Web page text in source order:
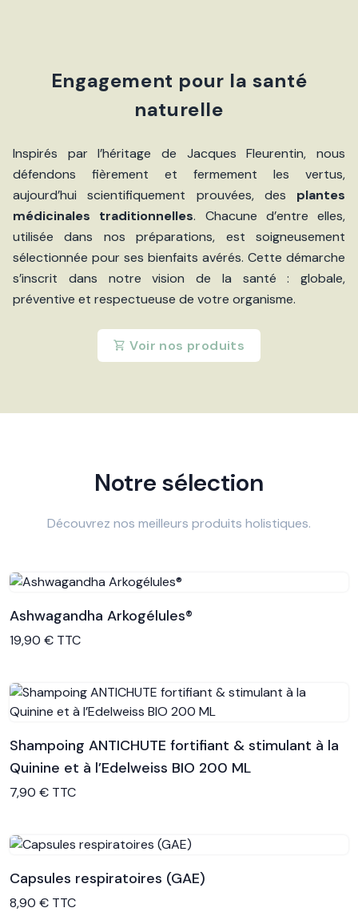
Engagement pour la santé
naturelle
Inspirés par l’héritage de Jacques Fleurentin, nous
défendons fièrement et fermement les vertus,
aujourd’hui scientifiquement prouvées, des plantes
médicinales traditionnelles. Chacune d’entre elles,
utilisée dans nos préparations, est soigneusement
sélectionnée pour ses bienfaits avérés. Cette démarche
s’inscrit dans notre vision de la santé : globale,
préventive et respectueuse de votre organisme.
Voir nos produits
Notre sélection
Découvrez nos meilleurs produits holistiques.
Voir le produit
Ashwagandha Arkogélules®
19,90 € TTC
Voir le produit
Shampoing ANTICHUTE fortifiant & stimulant à la
Quinine et à l’Edelweiss BIO 200 ML
7,90 € TTC
Voir le produit
Capsules respiratoires (GAE)
8,90 € TTC